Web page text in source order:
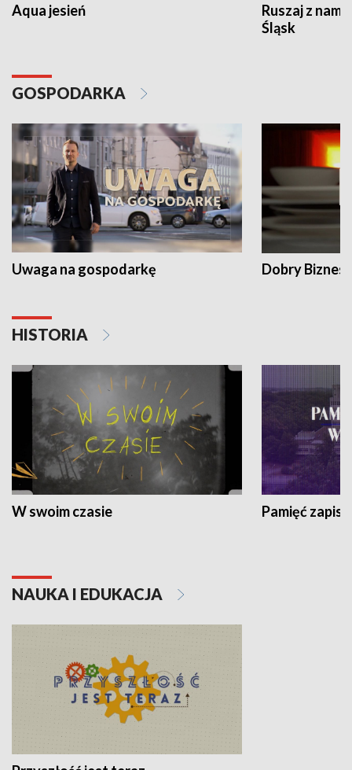
Aqua jesień
Ruszaj z
Śląsk
GOSPODARKA
Uwaga na gospodarkę Dobry Biznes
HISTORIA
W swoim czasie Pamięć
NAUKA I EDUKACJA